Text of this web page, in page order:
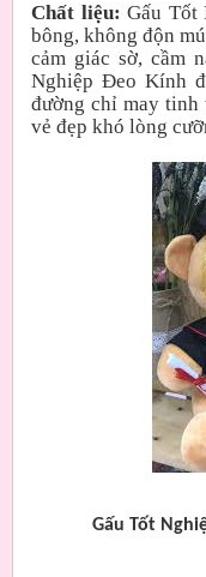
Chất liệu:Gấu Tốt
bông, không độn
cảm giác sờ, cầm
Nghiệp Đeo Kính
đường chỉ may tinh
vẻ đẹp khó lòng
Gấu Tốt